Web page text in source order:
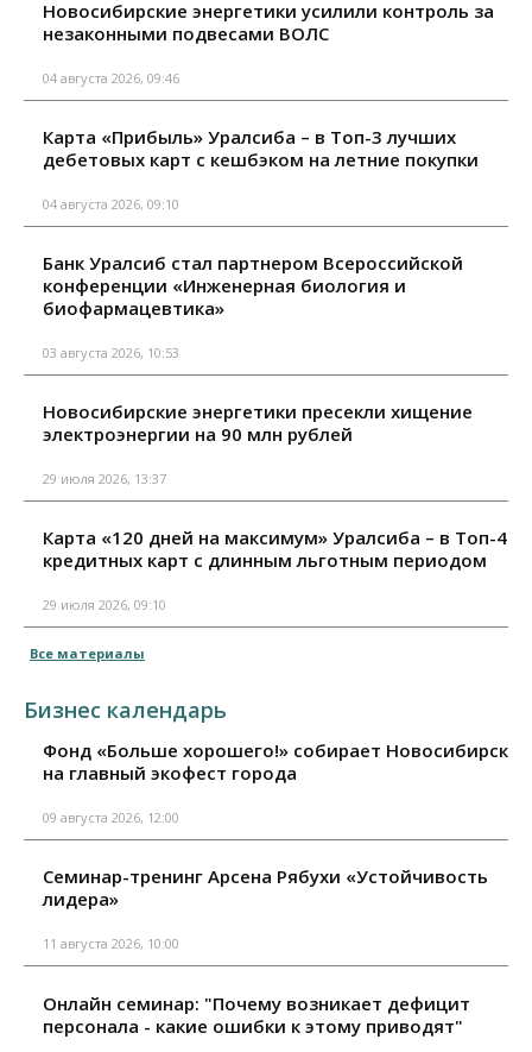
Новосибирские энергетики усилили контроль за
незаконными подвесами ВОЛС
04 августа 2026, 09:46
Карта «Прибыль» Уралсиба – в Топ-3 лучших
дебетовых карт с кешбэком на летние покупки
04 августа 2026, 09:10
Банк Уралсиб стал партнером Всероссийской
конференции «Инженерная биология и
биофармацевтика»
03 августа 2026, 10:53
Новосибирские энергетики пресекли хищение
электроэнергии на 90 млн рублей
29 июля 2026, 13:37
Карта «120 дней на максимум» Уралсиба – в Топ-4
кредитных карт с длинным льготным периодом
29 июля 2026, 09:10
Все материалы
Бизнес календарь
Фонд «Больше хорошего!» собирает Новосибирск
на главный экофест города
09 августа 2026, 12:00
Семинар-тренинг Арсена Рябухи «Устойчивость
лидера»
11 августа 2026, 10:00
Онлайн семинар: "Почему возникает дефицит
персонала - какие ошибки к этому приводят"